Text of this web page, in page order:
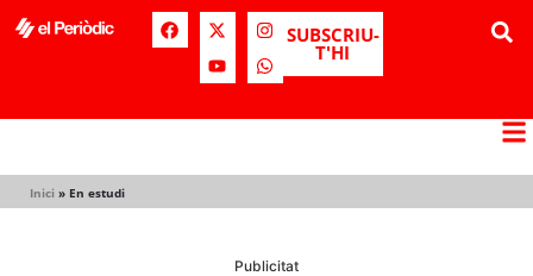
SUBSCRIU-
T'HI
Inici » En estudi
Publicitat